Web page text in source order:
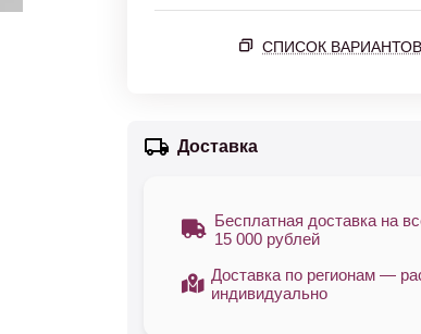
СПИСОК
Доставка
Бесплатная доставка на
15 000 рублей
Доставка по регионам —
индивидуально